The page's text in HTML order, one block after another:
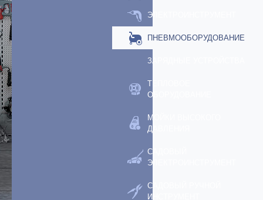
ЭЛЕКТРОИНСТРУМЕНТ
ПНЕВМООБОРУДОВАНИЕ
ЗАРЯДНЫЕ УСТРОЙСТВА
ТЕПЛОВОЕ
ОБОРУДОВАНИЕ
МОЙКИ ВЫСОКОГО
ДАВЛЕНИЯ
САДОВЫЙ
ЭЛЕКТРОИНСТРУМЕНТ
САДОВЫЙ РУЧНОЙ
ИНСТРУМЕНТ